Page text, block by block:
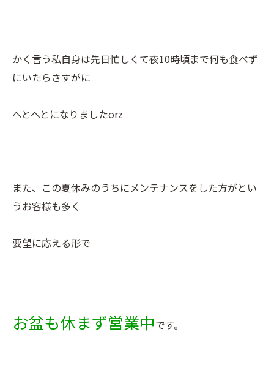
かく言う私自身は先日忙しくて夜10時頃まで何も食べず
にいたらさすがに
へとへとになりましたorz
また、この夏休みのうちにメンテナンスをした方がとい
うお客様も多く
要望に応える形で
お盆も休まず営業中です。